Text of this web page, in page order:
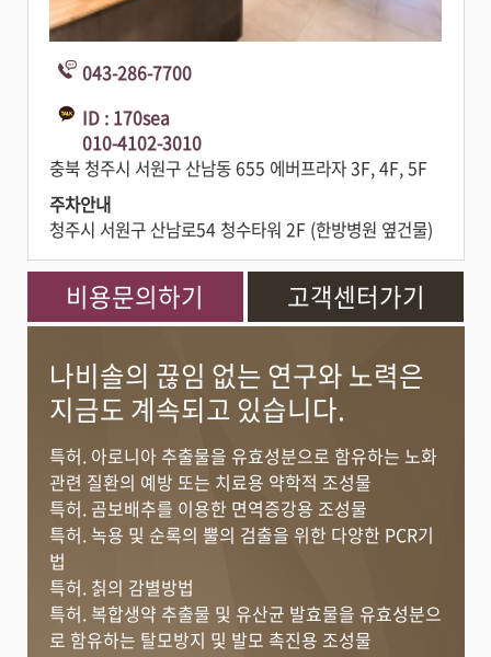
043-286-7700
ID : 170sea
010-4102-3010
충북 청주시 서원구 산남동 655 에버프라자 3F, 4F, 5F
주차안내
청주시 서원구 산남로54 청수타워 2F (한방병원 옆건물)
비용문의하기 고객센터가기
나비솔의 끊임 없는 연구와 노력은
지금도 계속되고 있습니다.
특허. 아로니아 추출물을 유효성분으로 함유하는 노화
관련 질환의 예방 또는 치료용 약학적 조성물
특허. 곰보배추를 이용한 면역증강용 조성물
특허. 녹용 및 순록의 뿔의 검출을 위한 다양한 PCR기
법
특허. 칡의 감별방법
특허. 복합생약 추출물 및 유산균 발효물을 유효성분으
로 함유하는 탈모방지 및 발모 촉진용 조성물